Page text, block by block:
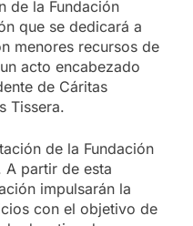
de la Fundación
que se dedicará a
menores recursos de
acto encabezado
de Cáritas
Tissera.
de la Fundación
A partir de esta
impulsarán la
con el objetivo de